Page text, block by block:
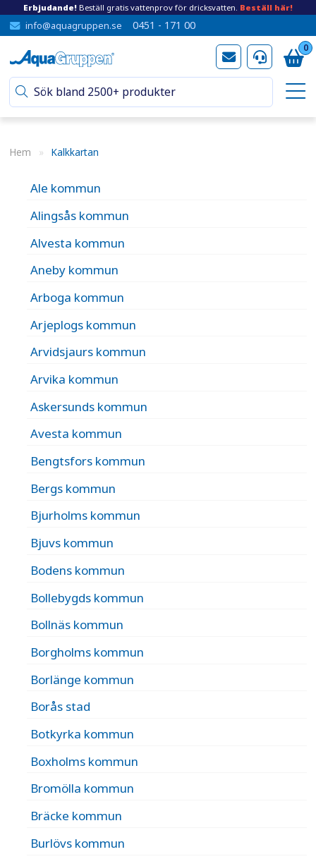
Erbjudande! Beställ gratis vattenprov för dricksvatten. Beställ här!
info@aquagruppen.se 0451 - 171 00
0
Hem » Kalkkartan
Ale kommun
Alingsås kommun
Alvesta kommun
Aneby kommun
Arboga kommun
Arjeplogs kommun
Arvidsjaurs kommun
Arvika kommun
Askersunds kommun
Avesta kommun
Bengtsfors kommun
Bergs kommun
Bjurholms kommun
Bjuvs kommun
Bodens kommun
Bollebygds kommun
Bollnäs kommun
Borgholms kommun
Borlänge kommun
Borås stad
Botkyrka kommun
Boxholms kommun
Bromölla kommun
Bräcke kommun
Burlövs kommun